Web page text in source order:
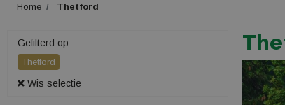
Home Thetford
Gefilterd op:
Thetford
Wis selectie